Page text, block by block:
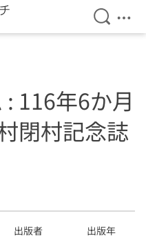
検索を
メ
116年6か月
閉村記念誌
出版者 出版年